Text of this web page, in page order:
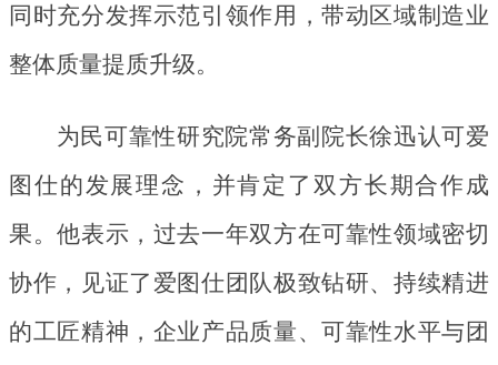
同时充分发挥示范引领作用，带动区域制造业
整体质量提质升级。
为民可靠性研究院常务副院长徐迅认可爱
图仕的发展理念，并肯定了双方长期合作成
果。他表示，过去一年双方在可靠性领域密切
协作，见证了爱图仕团队极致钻研、持续精进
的工匠精神，企业产品质量、可靠性水平与团